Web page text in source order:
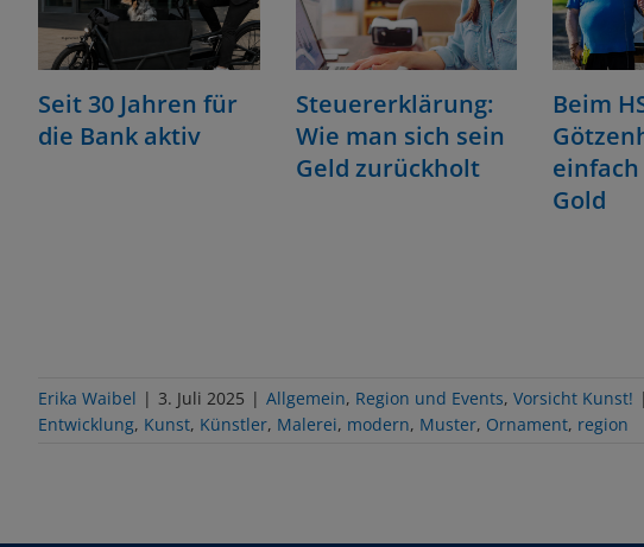
Seit 30 Jahren für
die Bank aktiv
Steuererklärung:
Wie man sich sein
Geld zurückholt
Beim
Gold
Erika Waibel | 3. Juli 2025 | Allgemein, Region und Events, Vorsicht Kunst! |
Entwicklung, Kunst, Künstler, Malerei, modern, Muster, Ornament, region